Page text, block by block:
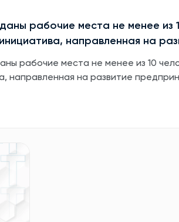
рабочие места не менее из
направленная на
рабочие места не менее из 10
направленная на развитие